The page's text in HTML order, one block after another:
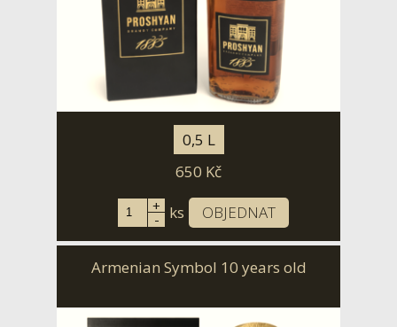
0,5 L
650 Kč
+
- ks OBJEDNAT
Armenian Symbol 10 years old